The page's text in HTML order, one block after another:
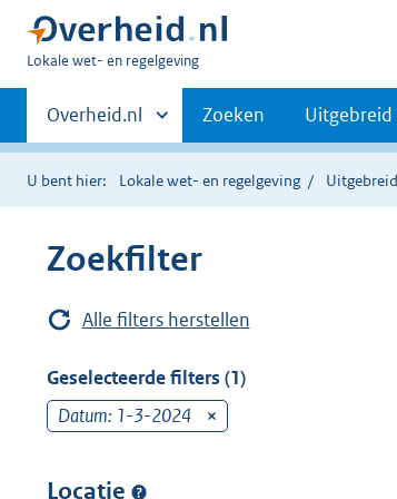
U
hier:
Lokale wet- en regelgeving
Primaire
navigatie
Andere
sites
binnen
Overheid.nl Zoeken Uitgebreid
U bent hier: Lokale wet- en regelgeving
Zoekfilter
Alle filters herstellen
Geselecteerde filters (1)
Datum: 1-3-2024
Locatie